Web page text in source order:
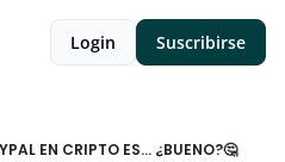
Login Suscribirse
EN CRIPTO ES... ¿BUENO?🤔